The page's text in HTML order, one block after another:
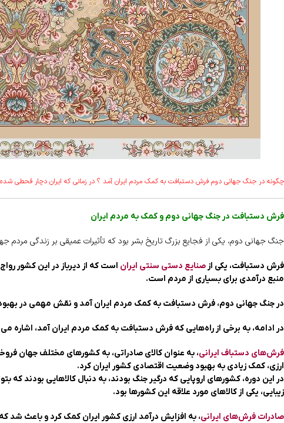
چگونه در جنگ جهانی دوم فرش دستبافت به کمک مردم ایران آمد ؟ در زمانی که ایران دچار قحطی
فرش دستبافت در جنگ جهانی دوم و کمک به مردم ایران
جنگ جهانی دوم، یکی از فجایع بزرگ تاریخ بشر بود که تأثیرات عمیقی بر زندگی مردم
فرش دستبافت، یکی از صنایع دستی سنتی ایران است که از دیرباز در این کشور
منبع درآمدی برای بسیاری از مردم است.
در جنگ جهانی دوم، فرش دستبافت به کمک مردم ایران آمد و نقش مهمی در
در ادامه، به برخی از راه‌هایی که فرش دستبافت به کمک مردم ایران آمد، اشاره
فرش‌های دستباف ایرانی، به عنوان کالای صادراتی، به کشورهای مختلف جهان
ارزی، کمک زیادی به بهبود وضعیت اقتصادی کشور ایران کرد.
در این دوره، کشورهای اروپایی که درگیر جنگ بودند، به دنبال کالاهایی بودند که
زیبایی، یکی از کالاهای مورد علاقه این کشورها بود.
صادرات فرش‌های ایرانی، به افزایش درآمد ارزی کشور ایران کمک کرد و باعث شد